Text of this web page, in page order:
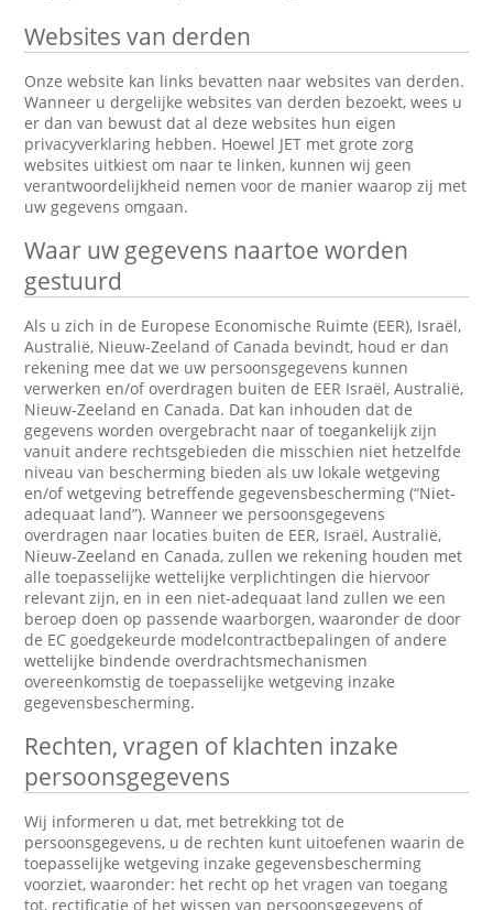
Websites van derden
Onze website kan links bevatten naar websites van derden.
Wanneer u dergelijke websites van derden bezoekt, wees u
er dan van bewust dat al deze websites hun eigen
privacyverklaring hebben. Hoewel JET met grote zorg
websites uitkiest om naar te linken, kunnen wij geen
verantwoordelijkheid nemen voor de manier waarop zij met
uw gegevens omgaan.
Waar uw gegevens naartoe worden
gestuurd
Als u zich in de Europese Economische Ruimte (EER), Israël,
Australië, Nieuw-Zeeland of Canada bevindt, houd er dan
rekening mee dat we uw persoonsgegevens kunnen
verwerken en/of overdragen buiten de EER Israël, Australië,
Nieuw-Zeeland en Canada. Dat kan inhouden dat de
gegevens worden overgebracht naar of toegankelijk zijn
vanuit andere rechtsgebieden die misschien niet hetzelfde
niveau van bescherming bieden als uw lokale wetgeving
en/of wetgeving betreffende gegevensbescherming (“Niet-
adequaat land”). Wanneer we persoonsgegevens
overdragen naar locaties buiten de EER, Israël, Australië,
Nieuw-Zeeland en Canada, zullen we rekening houden met
alle toepasselijke wettelijke verplichtingen die hiervoor
relevant zijn, en in een niet-adequaat land zullen we een
beroep doen op passende waarborgen, waaronder de door
de EC goedgekeurde modelcontractbepalingen of andere
wettelijke bindende overdrachtsmechanismen
overeenkomstig de toepasselijke wetgeving inzake
gegevensbescherming.
Rechten, vragen of klachten inzake
persoonsgegevens
Wij informeren u dat, met betrekking tot de
persoonsgegevens, u de rechten kunt uitoefenen waarin de
toepasselijke wetgeving inzake gegevensbescherming
voorziet, waaronder: het recht op het vragen van toegang
tot, rectificatie of het wissen van persoonsgegevens of